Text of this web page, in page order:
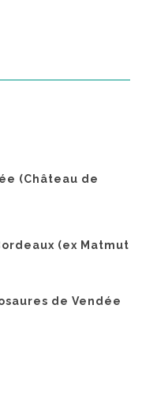
(Château de
(ex Matmut
de Vendée